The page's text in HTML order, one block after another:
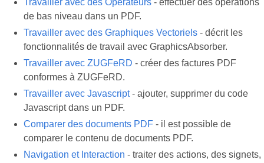
Travailler avec des Opérateurs - effectuer des opérations
de bas niveau dans un PDF.
Travailler avec des Graphiques Vectoriels - décrit les
fonctionnalités de travail avec GraphicsAbsorber.
Travailler avec ZUGFeRD - créer des factures PDF
conformes à ZUGFeRD.
Travailler avec Javascript- ajouter, supprimer du code
Javascript dans un PDF.
Comparer des documents PDF - il est possible de
comparer le contenu de documents PDF.
Navigation et Interaction - traiter des actions, des signets,